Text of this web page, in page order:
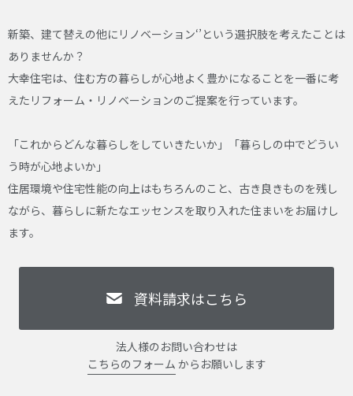
新築、建て替えの他にリノベーション‘’という選択肢を考えたことは
ありませんか？
大幸住宅は、住む方の暮らしが心地よく豊かになることを一番に考
えたリフォーム・リノベーションのご提案を行っています。
「これからどんな暮らしをしていきたいか」「暮らしの中でどうい
う時が心地よいか」
住居環境や住宅性能の向上はもちろんのこと、古き良きものを残し
ながら、暮らしに新たなエッセンスを取り入れた住まいをお届けし
ます。
資料請求はこちら
法人様のお問い合わせは
こちらのフォーム からお願いします